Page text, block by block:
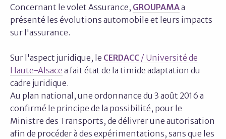
Concernant le volet Assurance, GROUPAMAa
présenté les évolutions automobile et leurs impacts
sur l'assurance.
Sur l'aspect juridique, le CERDACC / Université de
Haute-Alsace a fait état de la timide adaptation du
cadre juridique.
Au plan national, une ordonnance du 3 août 2016 a
confirmé le principe de la possibilité, pour le
Ministre des Transports, de délivrer une autorisation
afin de procéder à des expérimentations, sans que les